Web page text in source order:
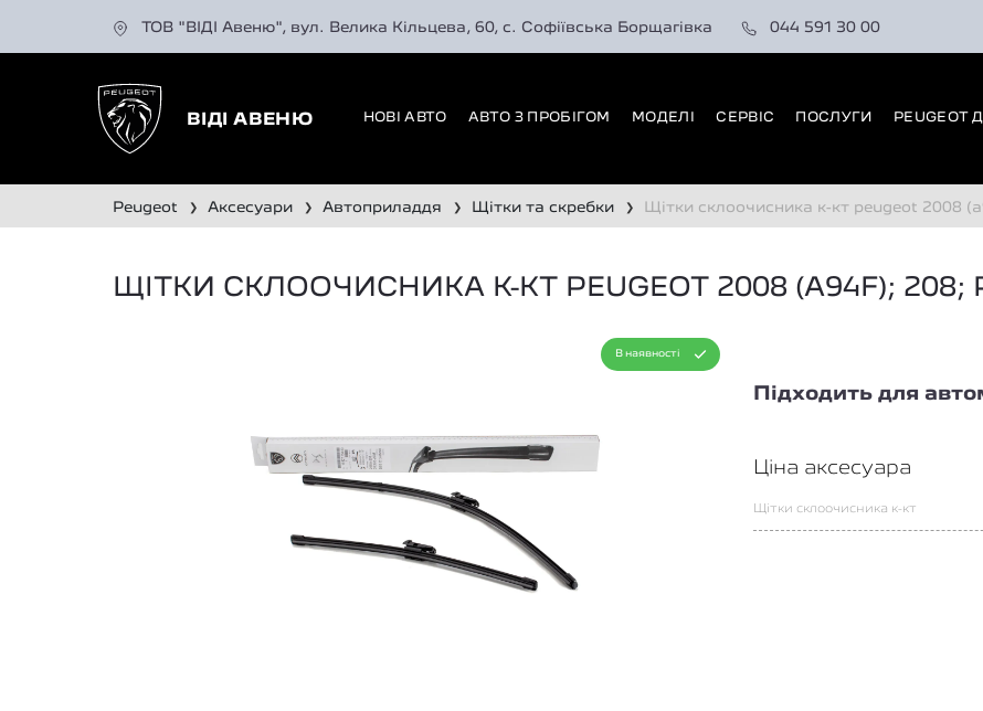
ТОВ "ВІДІ Авеню", вул. Велика Кільцева, 60, с. Софіївська Борщагівка 044 591 30 00
ВІДІ АВЕНЮ НОВІ АВТО АВТО З ПРОБІГОМ МОДЕЛІ СЕРВІС ПОСЛУГИ PEUGEOT
peugeot ❯ аксесуари ❯ автоприладдя ❯ щітки та скребки ❯ щітки склоочисника к-кт peugeot 2008 (a94f); 208; partner
ЩІТКИ СКЛООЧИСНИКА К-КТ PEUGEOT 2008 (A94F); 208;
В наявності
Підходить для
Ціна аксесуара
Щітки склоочисника к-кт